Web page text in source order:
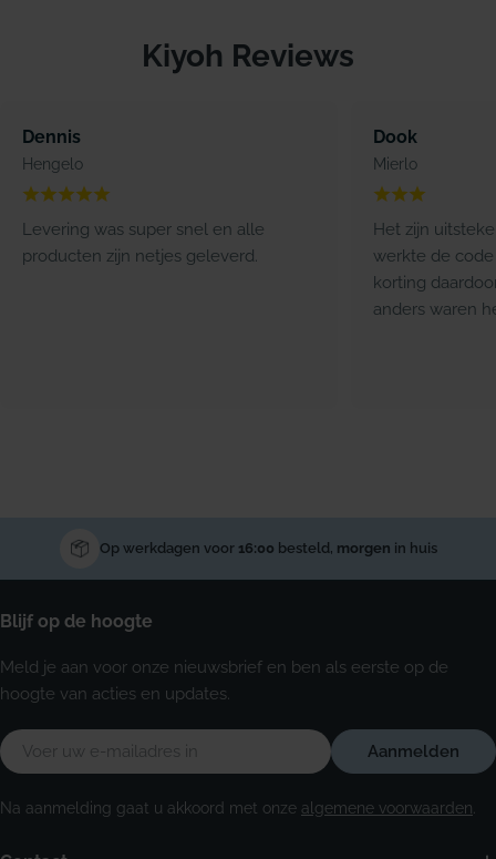
Kiyoh Reviews
Dennis
Hengelo
Levering was super snel en alle
producten zijn netjes geleverd.
Dook
Mierlo
Het zijn
werkte de code
korting
anders waren
Op werkdagen voor 16:00 besteld, morgen in huis
Blijf op de hoogte
Meld je aan voor onze nieuwsbrief en ben als eerste op de
hoogte van acties en updates.
E-
mail
Aanmelden
Na aanmelding gaat u akkoord met onze algemene voorwaarden